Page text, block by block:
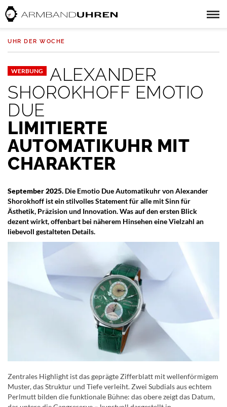
UHR DER WOCHE
WERBUNG
ALEXANDER
SHOROKHOFF EMOTIO
DUE
LIMITIERTE
AUTOMATIKUHR MIT
CHARAKTER
September 2025. Die Emotio Due Automatikuhr von Alexander
Shorokhoff ist ein stilvolles Statement für alle mit Sinn für
Ästhetik, Präzision und Innovation. Was auf den ersten Blick
dezent wirkt, offenbart bei näherem Hinsehen eine Vielzahl an
liebevoll gestalteten Details.
Zentrales Highlight ist das geprägte Zifferblatt mit wellenförmigem
Muster, das Struktur und Tiefe verleiht. Zwei Subdials aus echtem
Perlmutt bilden die funktionale Bühne: das obere zeigt das Datum,